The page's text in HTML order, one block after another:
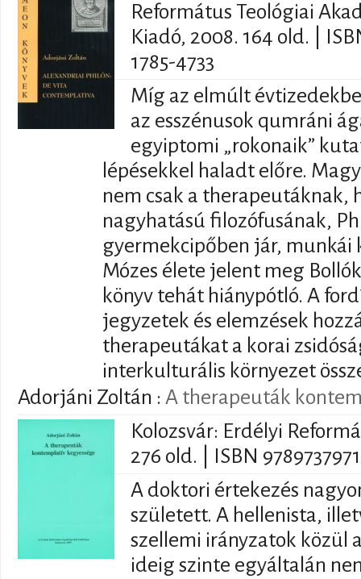
Református Teológiai
Kiadó, 2008. 164 old. |
1785-4733
Míg az elmúlt
az esszénusok qumráni
egyiptomi „rokonaik”
lépésekkel haladt előre.
nem csak a therapeutáknak,
nagyhatású filozófusának,
gyermekcipőben jár, munkái
Mózes élete jelent meg
könyv tehát hiánypótló. A
jegyzetek és elemzések
therapeutákat a korai
interkulturális környezet
Adorjáni Zoltán : A therapeuták
Kolozsvár: Erdélyi
276 old. | ISBN
A doktori értekezés
született. A hellenista,
szellemi irányzatok közül
ideig szinte egyáltalán